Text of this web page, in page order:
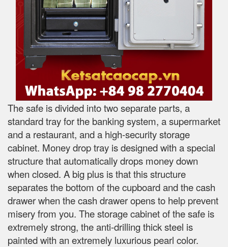
The safe is divided into two separate parts, a
standard tray for the banking system, a supermarket
and a restaurant, and a high-security storage
cabinet. Money drop tray is designed with a special
structure that automatically drops money down
when closed. A big plus is that this structure
separates the bottom of the cupboard and the cash
drawer when the cash drawer opens to help prevent
misery from you. The storage cabinet of the safe is
extremely strong, the anti-drilling thick steel is
painted with an extremely luxurious pearl color.